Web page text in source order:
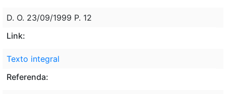
D. O. 23/09/1999 P. 12
Link:
Texto integral
Referenda: